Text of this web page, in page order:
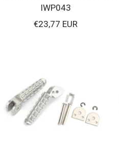
IWP043
Verkaufspreis
€23,77 EUR